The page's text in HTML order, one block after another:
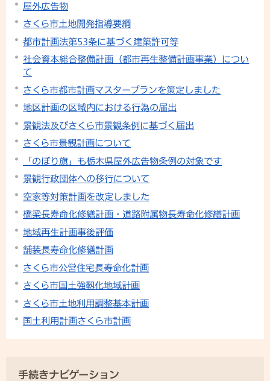
屋外広告物
さくら市土地開発指導要綱
都市計画法第53条に基づく建築許可等
社会資本総合整備計画（都市再生整備計画事業）につい
て
さくら市都市計画マスタープランを策定しました
地区計画の区域内における行為の届出
景観法及びさくら市景観条例に基づく届出
さくら市景観計画について
「のぼり旗」も栃木県屋外広告物条例の対象です
景観行政団体への移行について
空家等対策計画を改定しました
橋梁長寿命化修繕計画・道路附属物長寿命化修繕計画
地域再生計画事後評価
舗装長寿命化修繕計画
さくら市公営住宅長寿命化計画
さくら市国土強靱化地域計画
さくら市土地利用調整基本計画
国土利用計画さくら市計画
手続きナビゲーション